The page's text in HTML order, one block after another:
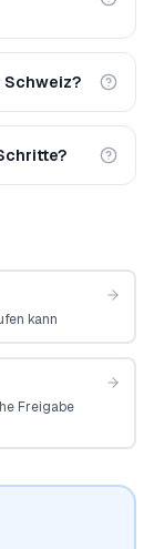
Schweiz?
kann
Freigabe